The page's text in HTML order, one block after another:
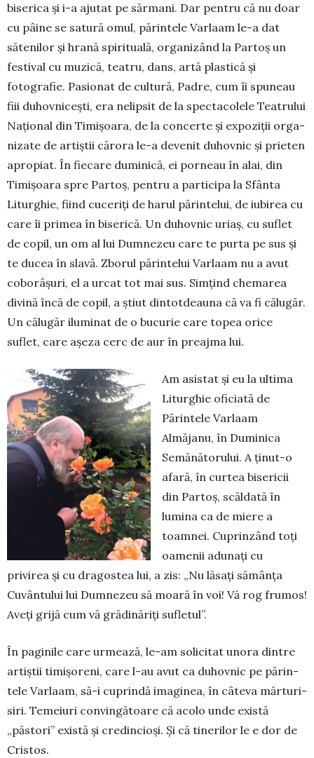
biserica și i-a ajutat pe sărmani. Dar pentru că nu doar
cu pâine se satură omul, părintele Varlaam le-a dat
sătenilor și hrană spirituală, organizând la Partoș un
festival cu mu­zică, teatru, dans, artă plastică și
fotografie. Pasio­nat de cultură, Padre, cum îi spuneau
fiii duhovni­cești, era nelipsit de la spectacolele Teatrului
Na­țio­nal din Timișoara, de la concerte și expoziții or­ga­
nizate de artiștii cărora le-a devenit duhovnic și prieten
apropiat. În fiecare duminică, ei porneau în alai, din
Timișoara spre Partoș, pentru a participa la Sfânta
Liturghie, fiind cuceriți de harul părinte­lui, de iubirea cu
care îi primea în biserică. Un du­hovnic uriaș, cu suflet
de copil, un om al lui Dum­nezeu care te purta pe sus și
te ducea în slavă. Zbo­rul părintelui Varlaam nu a avut
coborâșuri, el a urcat tot mai sus. Simțind chemarea
divină încă de copil, a știut dintotdeauna că va fi călugăr.
Un călu­găr iluminat de o bucurie care topea orice
suflet, care așeza cerc de aur în preajma lui.
Am asistat și eu la ultima
Liturghie oficiată de
Părintele Varlaam
Almăjanu, în Duminica
Semă­nă­torului. A ținut-o
afară, în curtea bisericii
din Partoș, scăldată în
lumina ca de miere a
toamnei. Cuprinzând toți
oamenii adunați cu
privirea și cu dragostea lui, a zis: „Nu lăsați sămânța
Cuvân­tului lui Dumnezeu să moară în voi! Vă rog fru­mos!
Aveți grijă cum vă grădinăriți sufletul”.
În paginile care urmează, le-am solicitat unora dintre
artiștii timișoreni, care l-au avut ca duhovnic pe pă­rin­
tele Varlaam, să-i cu­prindă ima­ginea, în câteva mărturi­
siri. Temeiuri convingătoare că acolo unde există
„păstori” există și credin­cioși. Și că tinerilor le e dor de
Cristos.